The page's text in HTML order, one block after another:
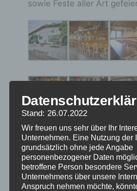
sowie Feste aller Art
Telefonische Anfrage
4442
Stand: 26.07.2022
Wir freuen uns sehr über Ihr
Unternehmen. Eine Nutzung der
grundsätzlich ohne jede Angabe
personenbezogener Daten
betroffene Person besondere
Unternehmens über unsere
Anspruch nehmen möchte,